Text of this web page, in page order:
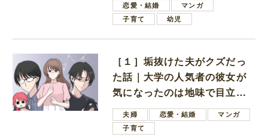
恋愛・結婚
マンガ
子育て
幼児
［１］垢抜けた夫がクズだっ
た話｜大学の人気者の彼女が
気になったのは地味で目立た
ない男子学生
夫婦 恋愛・結婚
マンガ
子育て